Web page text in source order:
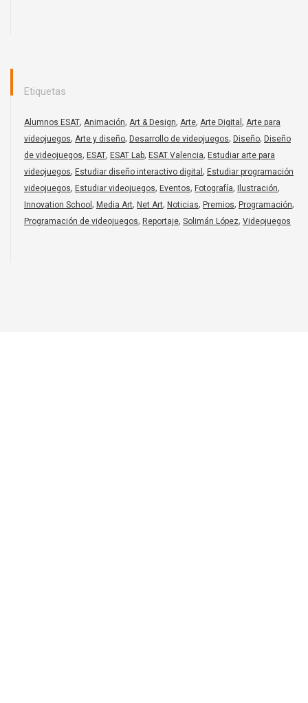
Etiquetas
Alumnos ESAT, Animación, Art & Design, Arte, Arte Digital , Arte para
videojuegos, Arte y diseño, Desarrollo de videojuegos, Diseño, Diseño
de videojuegos, ESAT, ESAT Lab, ESAT Valencia, Estudiar arte para
videojuegos, Estudiar diseño interactivo digital , Estudiar programación
videojuegos, Estudiar videojuegos, Eventos, Fotografía, Ilustración,
Innovation School , Media Art, Net Art, Noticias, Premios, Programación,
Programación de videojuegos, Reportaje, Solimán López, Videojuegos